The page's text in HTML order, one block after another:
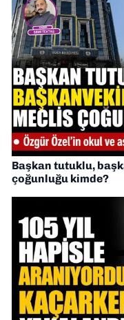
Başkan tutuklu,
çoğunluğu kimde?